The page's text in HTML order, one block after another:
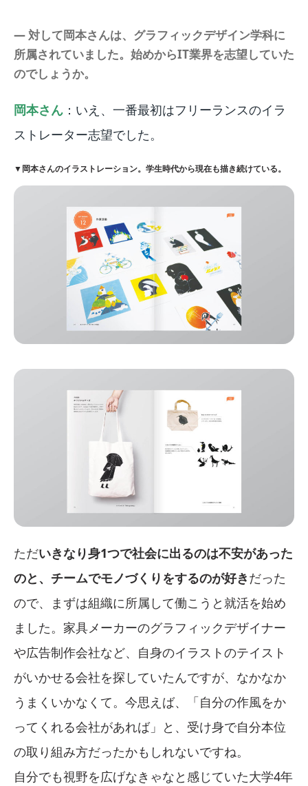
― 対して岡本さんは、グラフィックデザイン学科に
所属されていました。始めからIT業界を志望していた
のでしょうか。
岡本さん ：いえ、一番最初はフリーランスのイラ
ストレーター志望でした。
▼岡本さんのイラストレーション。学生時代から現在も描き続けている。
ただいきなり身1つで社会に出るのは不安があった
のと、チームでモノづくりをするのが好きだった
ので、まずは組織に所属して働こうと就活を始め
ました。家具メーカーのグラフィックデザイナー
や広告制作会社など、自身のイラストのテイスト
がいかせる会社を探していたんですが、なかなか
うまくいかなくて。今思えば、「自分の作風をか
ってくれる会社があれば」と、受け身で自分本位
の取り組み方だったかもしれないですね。
自分でも視野を広げなきゃなと感じていた大学4年